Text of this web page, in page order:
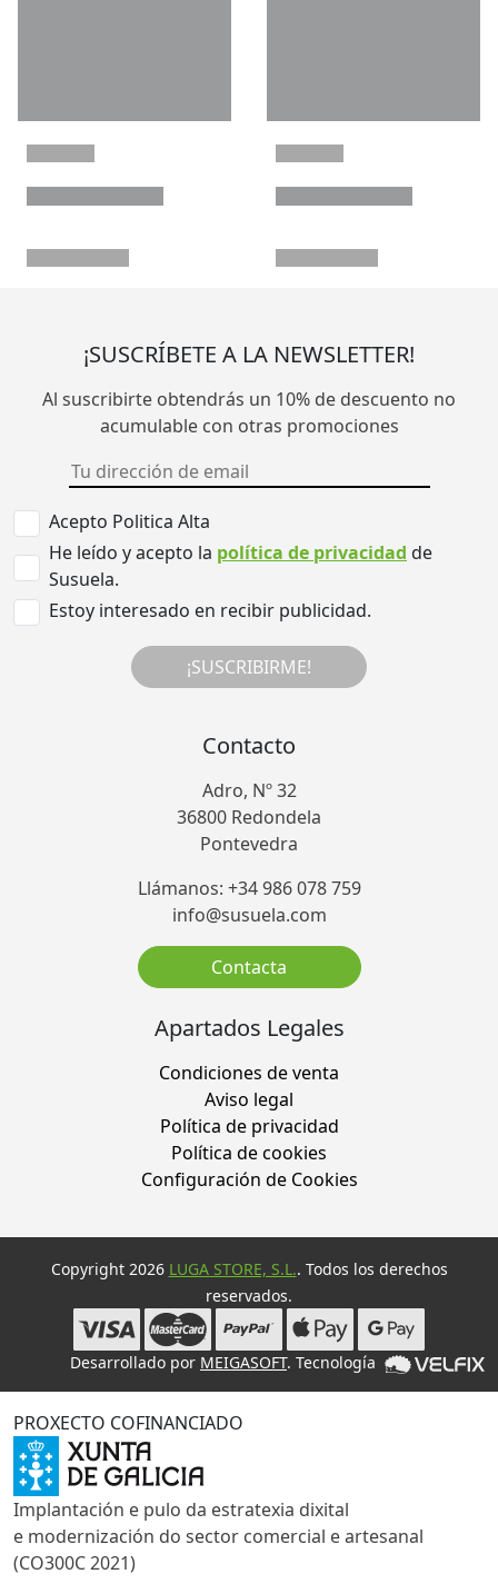
¡SUSCRÍBETE A LA NEWSLETTER!
Al suscribirte obtendrás un 10% de descuento no
acumulable con otras promociones
Acepto Politica Alta
He leído y acepto la política de privacidad de
Susuela.
Estoy interesado en recibir publicidad.
¡SUSCRIBIRME!
Contacto
Adro, Nº 32
36800 Redondela
Pontevedra
Llámanos: +34 986 078 759
info@susuela.com
Contacta
Apartados Legales
Condiciones de venta
Aviso legal
Política de privacidad
Política de cookies
Configuración de Cookies
Copyright 2026 LUGA STORE, S.L.. Todos los derechos
reservados.
Desarrollado por MEIGASOFT. Tecnología
PROXECTO COFINANCIADO
Implantación e pulo da estratexia dixital
e modernización do sector comercial e artesanal
(CO300C 2021)